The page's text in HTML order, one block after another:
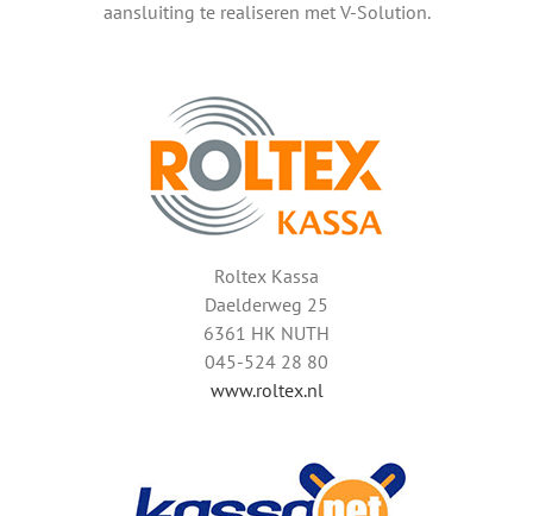
aansluiting te realiseren met V-Solution.
Roltex Kassa
Daelderweg 25
6361 HK NUTH
045-524 28 80
www.roltex.nl